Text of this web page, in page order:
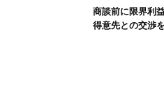
商談前に限界利
得意先との交渉